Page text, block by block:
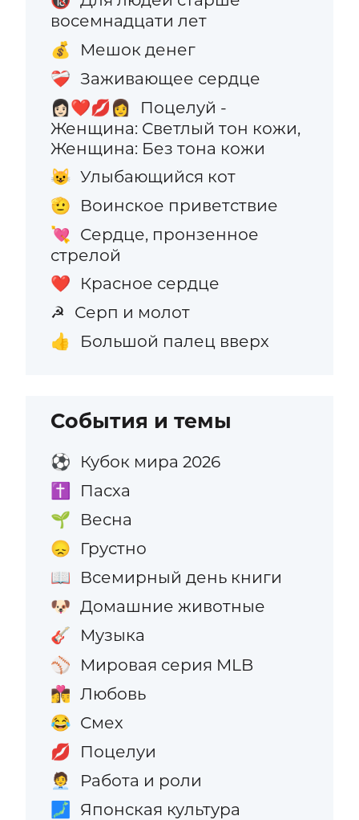
восемнадцати лет
💰 Мешок денег
❤️‍🩹 Заживающее сердце
👩🏻‍❤️‍💋‍👩
Поцелуй -
Женщина: Светлый тон кожи,
Женщина: Без тона кожи
😺 Улыбающийся кот
🫡 Воинское приветствие
💘 Сердце, пронзенное
стрелой
❤️ Красное сердце
☭ Серп и молот
👍 Большой палец вверх
События и темы
⚽ Кубок мира 2026
✝️ Пасха
🌱 Весна
😞 Грустно
📖 Всемирный день книги
🐶 Домашние животные
🎸 Музыка
⚾ Мировая серия MLB
👩‍❤️‍💋‍👨 Любовь
😂 Смех
💋 Поцелуи
🧑‍💼 Работа и роли
🗾 Японская культура